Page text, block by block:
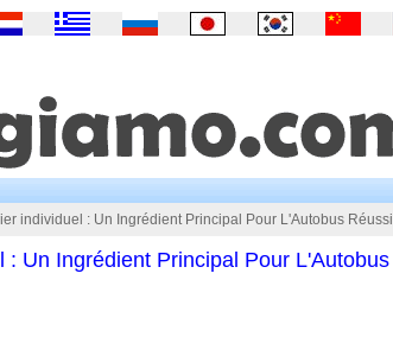
individuel : Un Ingrédient Principal Pour L'Autobus Réussi
Un Ingrédient Principal Pour L'Autobus